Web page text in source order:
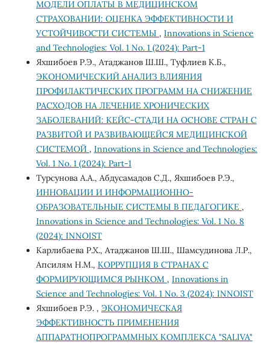
МОДЕЛИ ОПЛАТЫ В МЕДИЦИНСКОМ
СТРАХОВАНИИ: ОЦЕНКА ЭФФЕКТИВНОСТИ И
УСТОЙЧИВОСТИ СИСТЕМЫ , Innovations in Science
and Technologies: Vol. 1 No. 1 (2024): Part-1
Яхшибоев Р.Э., Атаджанов Ш.Ш., Туфлиев К.Б.,
ЭКОНОМИЧЕСКИЙ АНАЛИЗ ВЛИЯНИЯ
ПРОФИЛАКТИЧЕСКИХ ПРОГРАММ НА СНИЖЕНИЕ
РАСХОДОВ НА ЛЕЧЕНИЕ ХРОНИЧЕСКИХ
ЗАБОЛЕВАНИЙ: КЕЙС-СТАДИ НА ОСНОВЕ СТРАН С
РАЗВИТОЙ И РАЗВИВАЮЩЕЙСЯ МЕДИЦИНСКОЙ
СИСТЕМОЙ , Innovations in Science and Technologies:
Vol. 1 No. 1 (2024): Part-1
Турсунова А.А., Абдусамадов С.Д., Яхшибоев Р.Э.,
ИННОВАЦИИ И ИНФОРМАЦИОННО-
ОБРАЗОВАТЕЛЬНЫЕ СИСТЕМЫ В ПЕДАГОГИКЕ ,
Innovations in Science and Technologies: Vol. 1 No. 8
(2024): INNOIST
Карлибаева Р.Х., Атаджанов Ш.Ш., Шамсудинова Л.Р.,
Апсилям Н.М., КОРРУПЦИЯ В СТРАНАХ С
ФОРМИРУЮЩИМСЯ РЫНКОМ , Innovations in
Science and Technologies: Vol. 1 No. 3 (2024): INNOIST
Яхшибоев Р.Э. , ЭКОНОМИЧЕСКАЯ
ЭФФЕКТИВНОСТЬ ПРИМЕНЕНИЯ
АППАРАТНОПРОГРАММНЫХ КОМПЛЕКСА "SALIVA"